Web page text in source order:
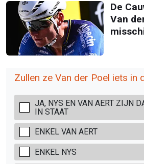
De
Van
Zullen ze Van der Poel iets in
JA, NYS EN VAN AERT ZIJN
IN STAAT
ENKEL VAN AERT
ENKEL NYS